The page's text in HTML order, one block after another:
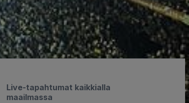
Live-tapahtumat kaikkialla
maailmassa